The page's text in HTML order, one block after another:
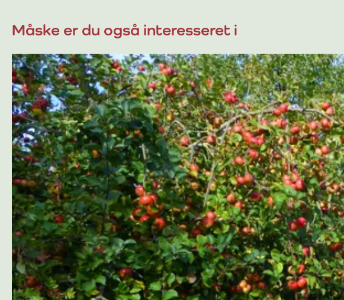
Måske er du også interesseret i